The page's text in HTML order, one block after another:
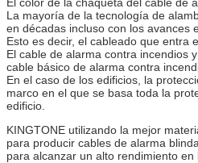
La mayoría de la tecnología de
en décadas incluso con los avances
Esto es decir, el cableado que entra
El cable de alarma contra incendios
cable básico de alarma contra
En el caso de los edificios, la
marco en el que se basa toda la
edificio.
KINGTONE utilizando la mejor
para producir cables de alarma
para alcanzar un alto rendimiento en